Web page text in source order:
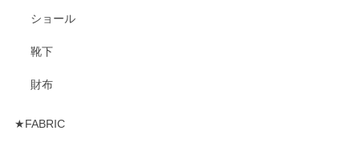
ショール
靴下
財布
★FABRIC